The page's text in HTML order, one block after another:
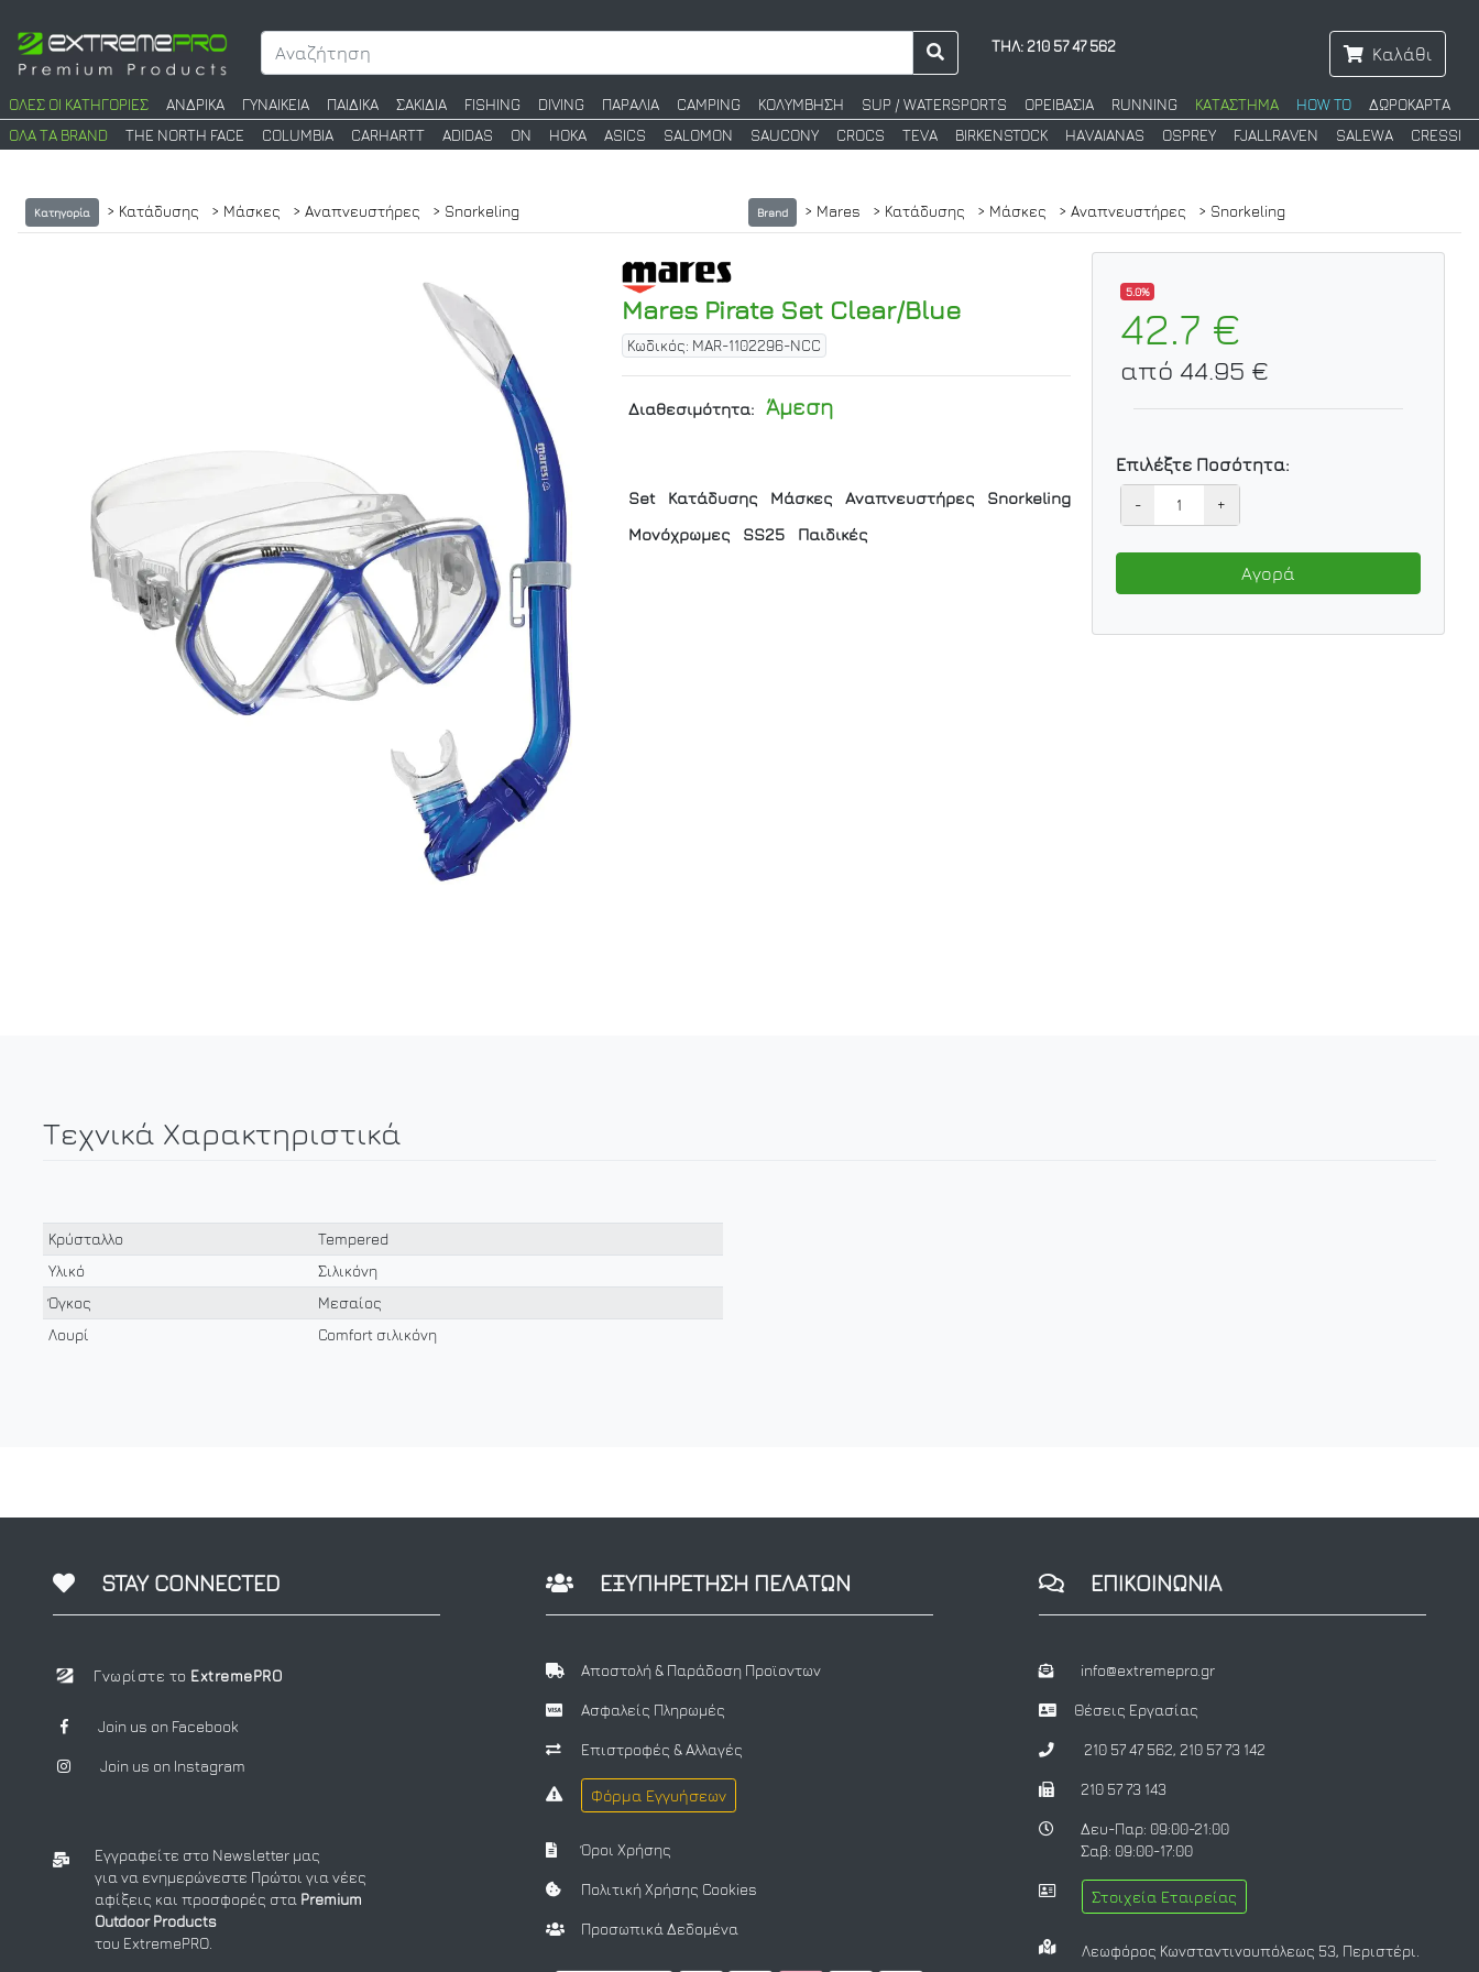
ΤΗΛ: 210 57 47 562 Καλάθι
ΟΛΕΣ ΟΙ ΚΑΤΗΓΟΡΙΕΣ ΑΝΔΡΙΚΑ ΓΥΝΑΙΚΕΙΑ ΠΑΙΔΙΚΑ ΣΑΚΙΔΙΑ FISHING DIVING ΠΑΡΑΛΙΑ CAMPING ΚΟΛΥΜΒΗΣΗ SUP / WATERSPORTS ΟΡΕΙΒΑΣΙΑ RUNNING ΚΑΤΑΣΤΗΜΑ HOW TO
ΔΩΡΟΚΑΡΤΑ
ΟΛΑ ΤΑ BRAND
THE NORTH FACE COLUMBIA CARHARTT ADIDAS ON HOKA ASICS SALOMON SAUCONY CROCS TEVA BIRKENSTOCK HAVAIANAS OSPREY FJALLRAVEN SALEWA CRESSI
Κατηγορία > Κατάδυσης > Μάσκες > Αναπνευστήρες > Snorkeling Brand > Mares > Κατάδυσης > Μάσκες > Αναπνευστήρες > Snorkeling
Mares Pirate Set Clear/Blue
Κωδικός: MAR-1102296-NCC
Διαθεσιμότητα: Άμεση
Set Κατάδυσης Μάσκες Αναπνευστήρες
Snorkeling
Μονόχρωμες
SS25 Παιδικές
5.0%
42.7 €
από 44.95 €
Επιλέξτε Ποσότητα:
- +
Αγορά
Τεχνικά Χαρακτηριστικά
Κρύσταλλο
Tempered
Υλικό
Σιλικόνη
Όγκος
Μεσαίος
Λουρί
Comfort σιλικόνη
STAY CONNECTED
Γνωρίστε το ExtremePRO
Join us on Facebook
Join us on Instagram
Εγγραφείτε στο Newsletter μας
για να ενημερώνεστε Πρώτοι για νέες
αφίξεις και προσφορές στα Premium
Outdoor Products
του ExtremePRO.
ΕΞΥΠΗΡΕΤΗΣΗ ΠΕΛΑΤΩΝ
Αποστολή & Παράδοση Προϊοντων
Ασφαλείς Πληρωμές
Επιστροφές & Αλλαγές
Φόρμα Εγγυήσεων
Όροι Χρήσης
Πολιτική Χρήσης Cookies
Προσωπικά Δεδομένα
ΕΠΙΚΟΙΝΩΝΙΑ
info@extremepro.gr
Θέσεις Εργασίας
210 57 47 562, 210 57 73 142
210 57 73 143
Δευ-Παρ: 09:00-21:00
Σαβ: 09:00-17:00
Στοιχεία Εταιρείας
Λεωφόρος Κωνσταντινουπόλεως 53, Περιστέρι.